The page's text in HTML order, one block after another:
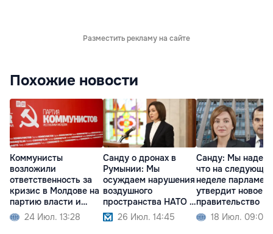
Разместить рекламу на сайте
Похожие новости
Коммунисты
возложили
ответственность за
кризис в Молдове на
партию власти и
Санду24 Июл. 13:28
Санду о дронах в
Румынии: Мы
осуждаем нарушения
воздушного
пространства НАТО и
ЕС 26 Июл. 14:45
Санду: Мы
что на
неделе парламент
утвердит новое
правительство
18 Июл. 09:02